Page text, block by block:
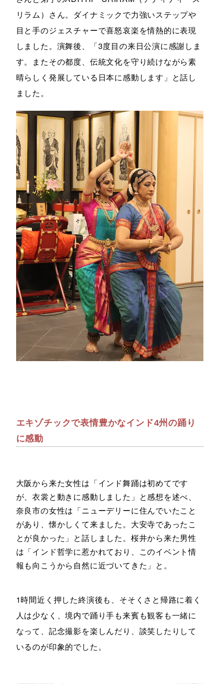
リラム）さん。ダイナミックで力強いステップや
目と手のジェスチャーで喜怒哀楽を情熱的に表現
しました。演舞後、「3度目の来日公演に感謝しま
す。またその都度、伝統文化を守り続けながら素
晴らしく発展している日本に感動します」と話し
ました。
エキゾチックで表情豊かなインド4州の踊り
に感動
大阪から来た女性は「インド舞踊は初めてです
が、衣裳と動きに感動しました」と感想を述べ、
奈良市の女性は「ニューデリーに住んでいたこと
があり、懐かしくて来ました。大安寺であったこ
とが良かった」と話しました。桜井から来た男性
は「インド哲学に惹かれており、このイベント情
報も向こうから自然に近づいてきた」と。
1時間近く押した終演後も、そそくさと帰路に着く
人は少なく、境内で踊り手も来賓も観客も一緒に
なって、記念撮影を楽しんだり、談笑したりして
いるのが印象的でした。